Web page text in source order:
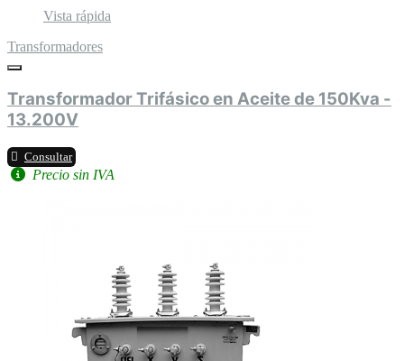
Vista rápida
Transformadores
Transformador Trifásico en Aceite de 150Kva -
13.200V
Consultar
Precio sin IVA